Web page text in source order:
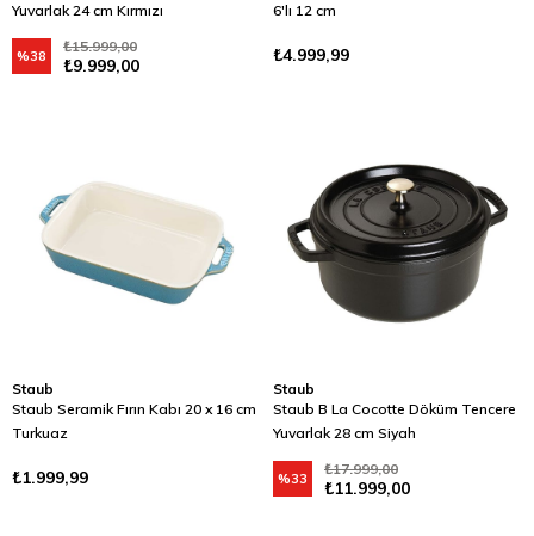
Yuvarlak 24 cm Kırmızı
₺9.999,00
₺15.999,00
%38
6'lı 12 cm
₺4.999,99
Staub
Staub Seramik Fırın Kabı 20 x 16 cm
Turkuaz
₺1.999,99
Staub
Staub B La Cocotte Döküm Tencere
Yuvarlak 28 cm Siyah
₺11.999,00
₺17.999,00
%33